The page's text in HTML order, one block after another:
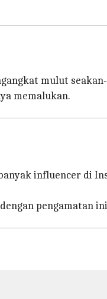
mulut
memalukan.
influencer di
pengamatan